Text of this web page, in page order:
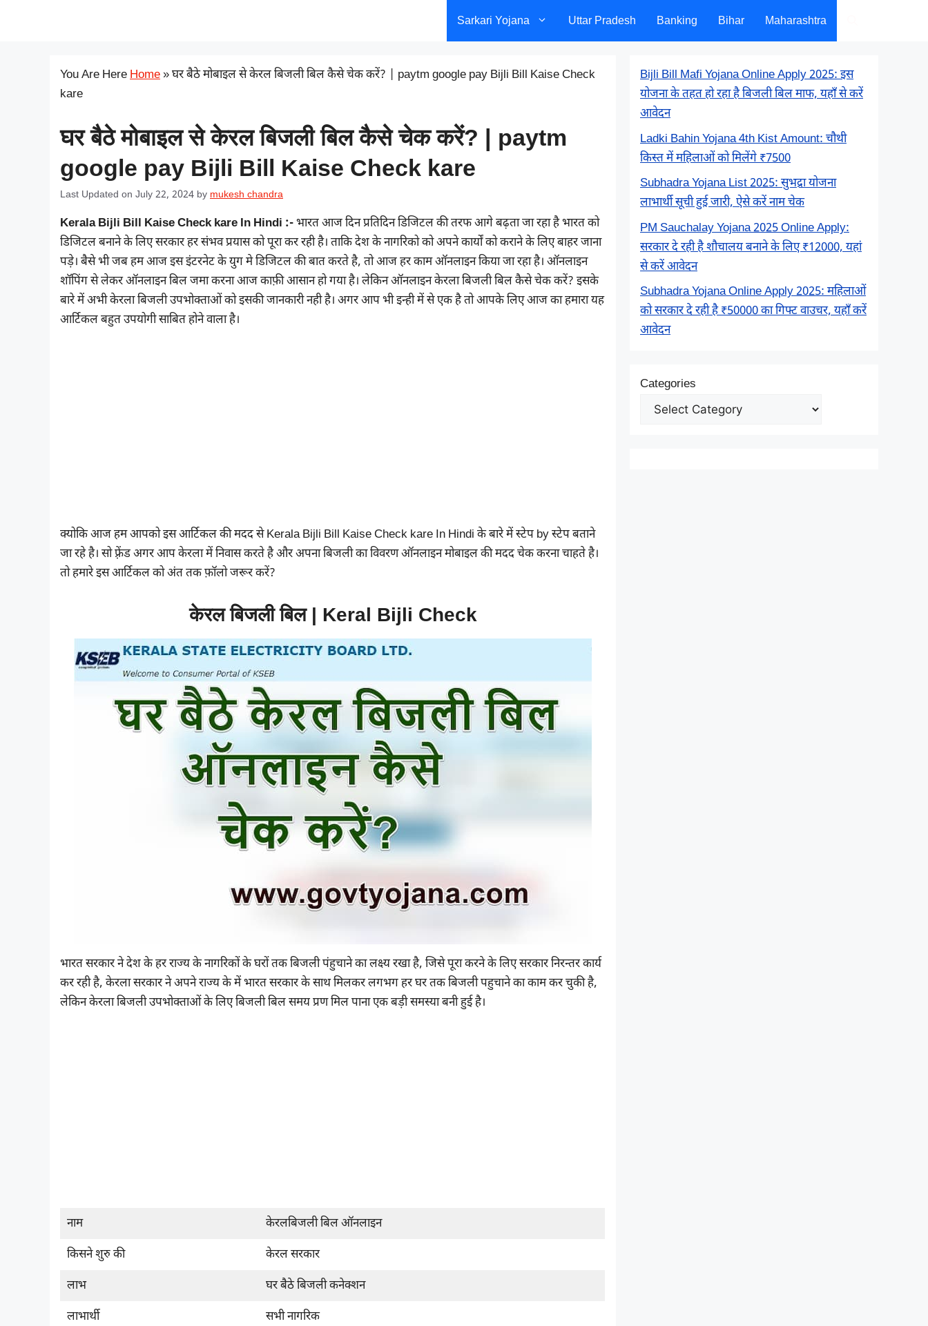
Sarkari Yojana Uttar Pradesh Banking Bihar Maharashtra
You Are HereHome»घर बैठे मोबाइल से केरल बिजली बिल कैसे चेक करें? | paytm google pay Bijli Bill Kaise Check
kare
घर बैठे मोबाइल से केरल बिजली बिल कैसे चेक करें? | paytm
google pay Bijli Bill Kaise Check kare
Last Updated on July 22, 2024 by mukesh chandra
Kerala Bijli Bill Kaise Check kare In Hindi :-भारत आज दिन प्रतिदिन डिजिटल की तरफ आगे बढ़ता जा रहा है भारत को
डिजिटल बनाने के लिए सरकार हर संभव प्रयास को पूरा कर रही है। ताकि देश के नागरिको को अपने कार्यों को कराने के लिए बाहर जाना
पड़े। बैसे भी जब हम आज इस इंटरनेट के युग मे डिजिटल की बात करते है, तो आज हर काम ऑनलाइन किया जा रहा है। ऑनलाइन
शॉपिंग से लेकर ऑनलाइन बिल जमा करना आज काफ़ी आसान हो गया है। लेकिन ऑनलाइन केरला बिजली बिल कैसे चेक करें? इसके
बारे में अभी केरला बिजली उपभोक्ताओं को इसकी जानकारी नही है। अगर आप भी इन्ही में से एक है तो आपके लिए आज का हमारा यह
आर्टिकल बहुत उपयोगी साबित होने वाला है।
क्योकि आज हम आपको इस आर्टिकल की मदद से Kerala Bijli Bill Kaise Check kare In Hindi के बारे में स्टेप by स्टेप बताने
जा रहे है। सो फ़्रेंड अगर आप केरला में निवास करते है और अपना बिजली का विवरण ऑनलाइन मोबाइल की मदद चेक करना चाहते है।
तो हमारे इस आर्टिकल को अंत तक फ़ॉलो जरूर करें?
केरल बिजली बिल | Keral Bijli Check
भारत सरकार ने देश के हर राज्य के नागरिकों के घरों तक बिजली पंहुचाने का लक्ष्य रखा है, जिसे पूरा करने के लिए सरकार निरन्तर कार्य
कर रही है, केरला सरकार ने अपने राज्य के में भारत सरकार के साथ मिलकर लगभग हर घर तक बिजली पहुचाने का काम कर चुकी है,
लेकिन केरला बिजली उपभोक्ताओं के लिए बिजली बिल समय प्रण मिल पाना एक बड़ी समस्या बनी हुई है।
नाम केरलबिजली बिल ऑनलाइन
किसने शुरु की केरल सरकार
लाभ घर बैठे बिजली कनेक्शन
लाभार्थी सभी नागरिक
Bijli Bill Mafi Yojana Online Apply 2025: इस
योजना के तहत हो रहा है बिजली बिल माफ, यहाँ से करें
आवेदन
Ladki Bahin Yojana 4th Kist Amount: चौथी
किस्त में महिलाओं को मिलेंगे ₹7500
Subhadra Yojana List 2025: सुभद्रा योजना
लाभार्थी सूची हुई जारी, ऐसे करें नाम चेक
PM Sauchalay Yojana 2025 Online Apply:
सरकार दे रही है शौचालय बनाने के लिए ₹12000, यहां
से करें आवेदन
Subhadra Yojana Online Apply 2025: महिलाओं
को सरकार दे रही है ₹50000 का गिफ्ट वाउचर, यहाँ करें
आवेदन
Categories